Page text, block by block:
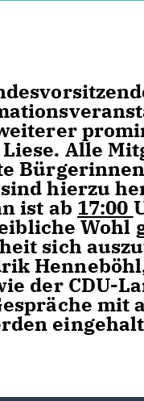
Alle
hierzu
ist ab 17:00
Wohl
sich
der CDU-
mit